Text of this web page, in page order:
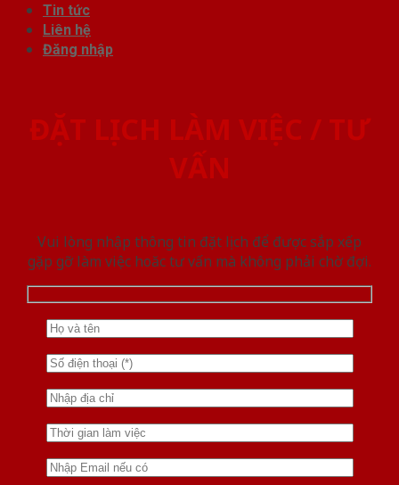
Tin tức
Liên hệ
Đăng nhập
ĐẶT LỊCH LÀM VIỆC / TƯ
VẤN
Vui lòng nhập thông tin đặt lịch để được sắp xếp
gặp gỡ làm việc hoăc tư vấn mà không phải chờ đợi.